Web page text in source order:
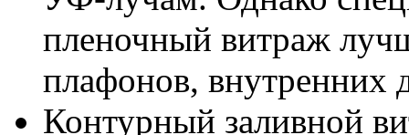
пленочный витраж
плафонов, внутренних
Контурный заливной